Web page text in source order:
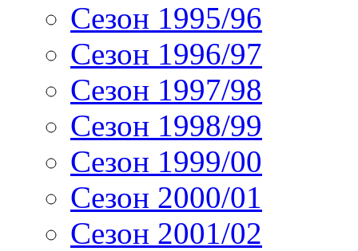
Сезон 1995/96
Сезон 1996/97
Сезон 1997/98
Сезон 1998/99
Сезон 1999/00
Сезон 2000/01
Сезон 2001/02